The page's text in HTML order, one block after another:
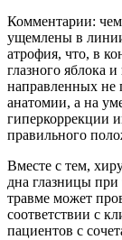
Комментарии:
ущемлены в
атрофия, что, в
глазного яблока
направленных не
анатомии, а на
гиперкоррекции
правильного
Вместе с тем,
дна глазницы
травме может
соответствии с
пациентов с